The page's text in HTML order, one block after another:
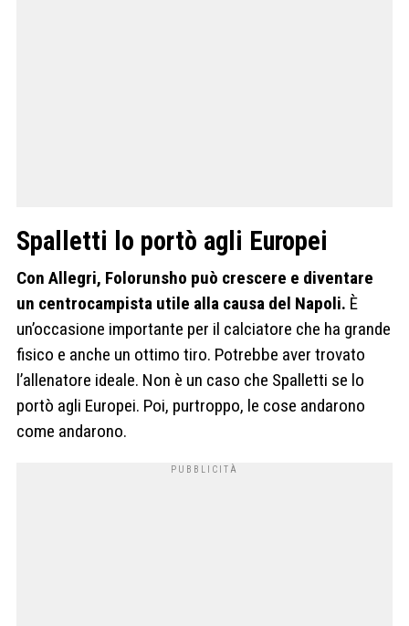
Spalletti lo portò agli Europei
Con Allegri, Folorunsho può crescere e diventare
un centrocampista utile alla causa del Napoli. È
un’occasione importante per il calciatore che ha grande
fisico e anche un ottimo tiro. Potrebbe aver trovato
l’allenatore ideale. Non è un caso che Spalletti se lo
portò agli Europei. Poi, purtroppo, le cose andarono
come andarono.